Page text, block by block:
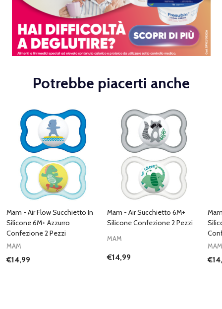
Potrebbe piacerti anche
Mam - Air Flow Succhietto In
Silicone 6M+ Azzurro
Confezione 2 Pezzi
MAM
€14,99
Mam - Air Succhietto 6M+
Silicone Confezione 2 Pezzi
MAM
€14,99
MAM